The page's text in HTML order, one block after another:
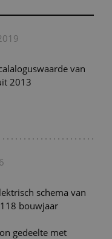
van
2013
schema van
bouwjaar
gedeelte met